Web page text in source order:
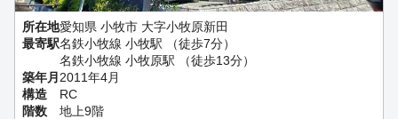
所在地愛知県 小牧市 大字小牧原新田
最寄駅名鉄小牧線 小牧駅 （徒歩7分）
名鉄小牧線 小牧原駅 （徒歩13分）
築年月 2011年4月
構造
RC
階数
地上9階